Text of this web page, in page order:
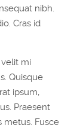
nibh.
Cras id
mi
Quisque
ipsum,
Praesent
metus. Fusce